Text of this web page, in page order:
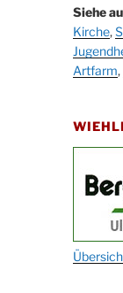
19.09.
25. u.
26.09.
10.10.
11.10.
Siehe
Kirche,
Artfarm,